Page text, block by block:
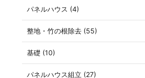
パネルハウス (4)
整地・竹の根除去 (55)
基礎 (10)
パネルハウス組立 (27)